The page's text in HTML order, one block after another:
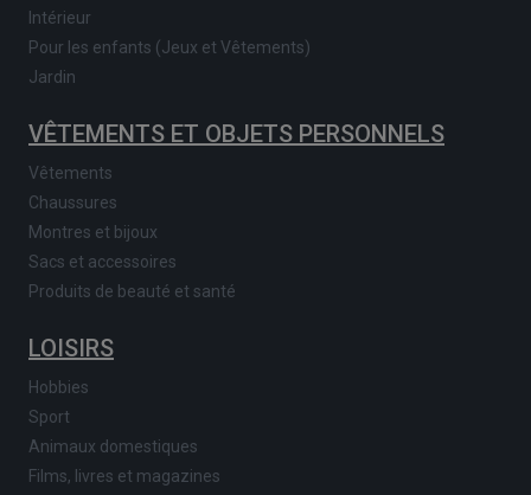
Intérieur
Pour les enfants (Jeux et Vêtements)
Jardin
VÊTEMENTS ET OBJETS PERSONNELS
Vêtements
Chaussures
Montres et bijoux
Sacs et accessoires
Produits de beauté et santé
LOISIRS
Hobbies
Sport
Animaux domestiques
Films, livres et magazines